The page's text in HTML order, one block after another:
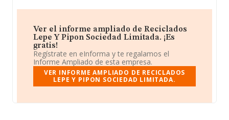
Ver el informe ampliado de Reciclados
Lepe Y Pipon Sociedad Limitada. ¡Es
gratis!
Regístrate en eInforma y te regalamos el
Informe Ampliado de esta empresa.
VER INFORME AMPLIADO DE RECICLADOS
LEPE Y PIPON SOCIEDAD LIMITADA.